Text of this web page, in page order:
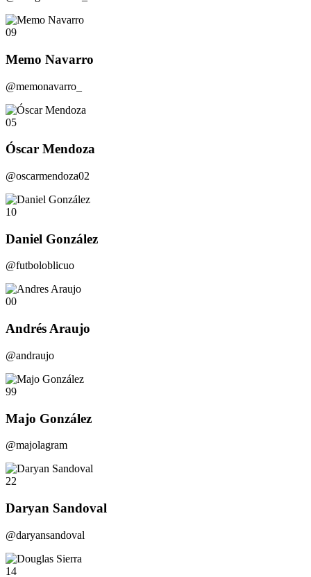
09
Memo Navarro
@memonavarro_
05
Óscar Mendoza
@oscarmendoza02
10
Daniel González
@futboloblicuo
00
Andrés Araujo
@andraujo
99
Majo González
@majolagram
22
Daryan Sandoval
@daryansandoval
14